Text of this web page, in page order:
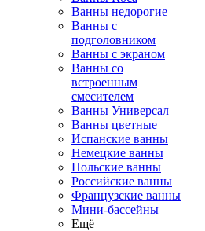
Ванны недорогие
Ванны с
подголовником
Ванны с экраном
Ванны со
встроенным
смесителем
Ванны Универсал
Ванны цветные
Испанские ванны
Немецкие ванны
Польские ванны
Российские ванны
Французские ванны
Мини-бассейны
Ещё